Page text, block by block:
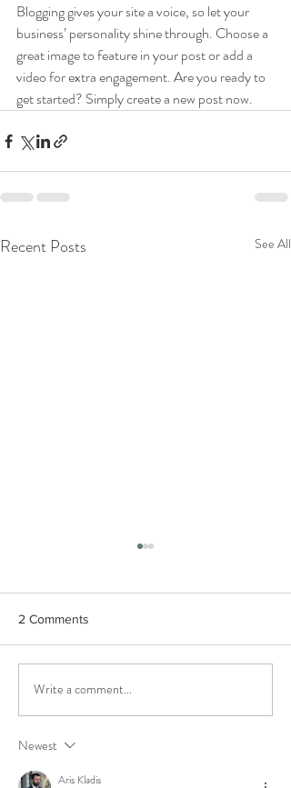
Blogging gives your site a voice, so let your
business’ personality shine through. Choose a
great image to feature in your post or add a
video for extra engagement. Are you ready to
get started? Simply create a new post now.
Recent Posts See All
Welcome, Weekend Vibes
2 Comments
Write a comment...
Newest
Aris Kladis